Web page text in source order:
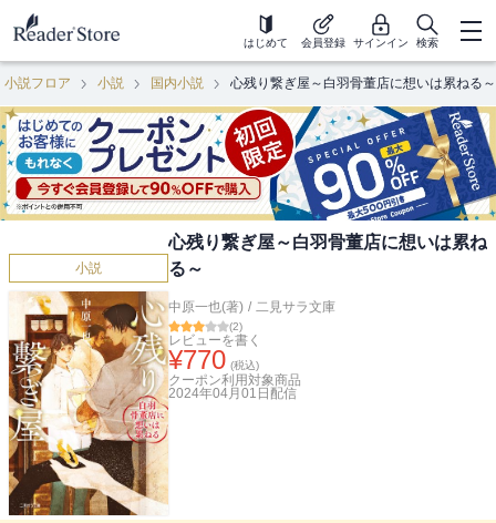
はじめて 会員登録 サインイン 検索
小説フロア 小説 国内小説 心残り繋ぎ屋～白羽骨董店に想いは累ねる～
小説
心残り繋ぎ屋～白羽骨董店に想いは累ね
る～
中原一也(著) / 二見サラ文庫
(2)
レビューを書く
¥770 (税込)
クーポン利用対象商品
2024年04月01日 配信